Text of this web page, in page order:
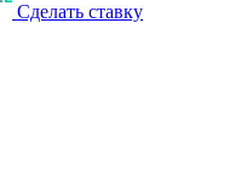
Сделать ставку